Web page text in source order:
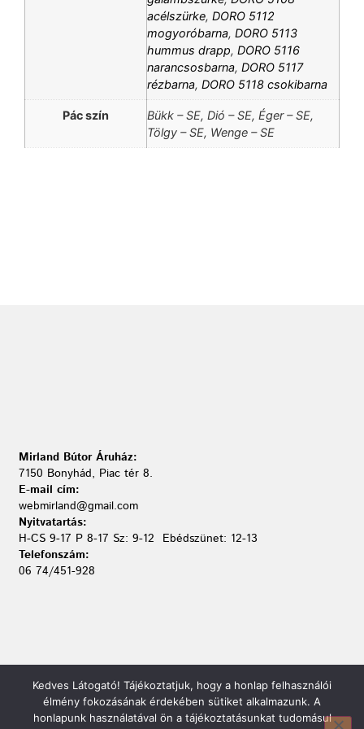
acélszürke, DORO 5112
mogyoróbarna, DORO 5113
hummus drapp, DORO 5116
narancsosbarna, DORO 5117
rézbarna, DORO 5118 csokibarna
Pác szín
Bükk – SE, Dió – SE, Éger – SE,
Tölgy – SE, Wenge – SE
Mirland Bútor Áruház:
7150 Bonyhád, Piac tér 8.
E-mail cím:
webmirland@gmail.com
Nyitvatartás:
H-CS 9-17 P 8-17 Sz: 9-12 Ebédszünet: 12-13
Telefonszám:
06 74/451-928
Kedves Látogató! Tájékoztatjuk, hogy a honlap felhasználói
élmény fokozásának érdekében sütiket alkalmazunk. A
honlapunk használatával ön a tájékoztatásunkat tudomásul